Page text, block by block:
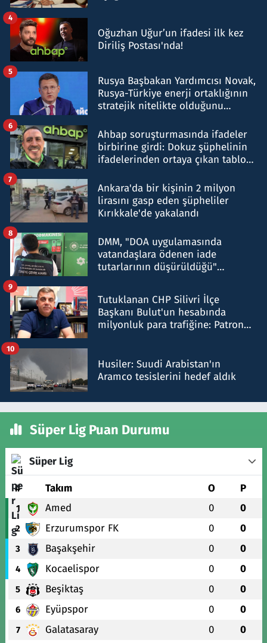
Oğuzhan Uğur’un ifadesi ilk kez
Diriliş Postası'nda!
4
Rusya Başbakan Yardımcısı Novak,
Rusya-Türkiye enerji ortaklığının
stratejik nitelikte olduğunu
5
Ahbap soruşturmasında ifadeler
birbirine girdi: Dokuz şüphelinin
ifadelerinden ortaya çıkan tablo
6
Ankara'da bir kişinin 2 milyon
lirasını gasp eden şüpheliler
Kırıkkale'de yakalandı
7
DMM, "DOA uygulamasında
vatandaşlara ödenen iade
tutarlarının düşürüldüğü"
8
Tutuklanan CHP Silivri İlçe
Başkanı Bulut'un hesabında
milyonluk para trafiğine: Patron
9
Husiler: Suudi Arabistan'ın
Aramco tesislerini hedef aldık
10
Süper Lig Puan Durumu
Süper Lig
# Takım O P
1 Amed 0 0
2 Erzurumspor FK 0 0
3 Başakşehir 0 0
4 Kocaelispor 0 0
5 Beşiktaş 0 0
6 Eyüpspor 0 0
7 Galatasaray 0 0